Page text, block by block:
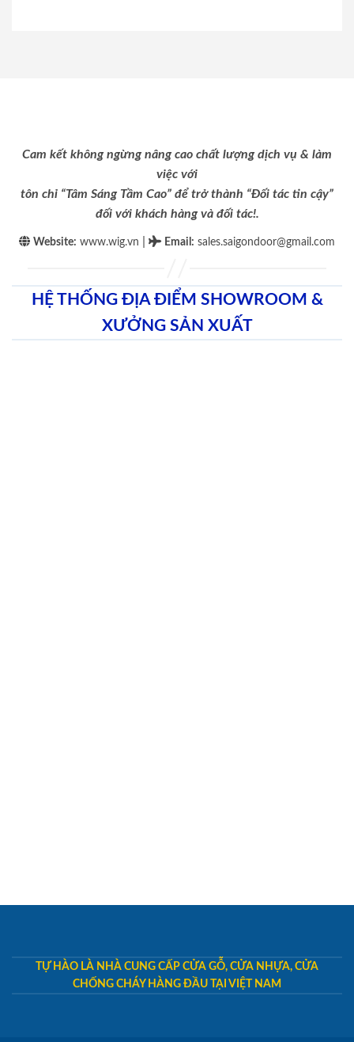
Cam kết không ngừng nâng cao chất lượng dịch vụ & làm
việc với
tôn chỉ “Tâm Sáng Tầm Cao” để trở thành “Đối tác tin cậy”
đối với khách hàng và đối tác!.
Website: www.wig.vn Email : sales.saigondoor@gmail.com
HỆ THỐNG ĐỊA ĐIỂM SHOWROOM &
XƯỞNG SẢN XUẤT
TỰ HÀO LÀ NHÀ CUNG CẤP CỬA GỖ, CỬA NHỰA, CỬA
CHỐNG CHÁY HÀNG ĐẦU TẠI VIỆT NAM